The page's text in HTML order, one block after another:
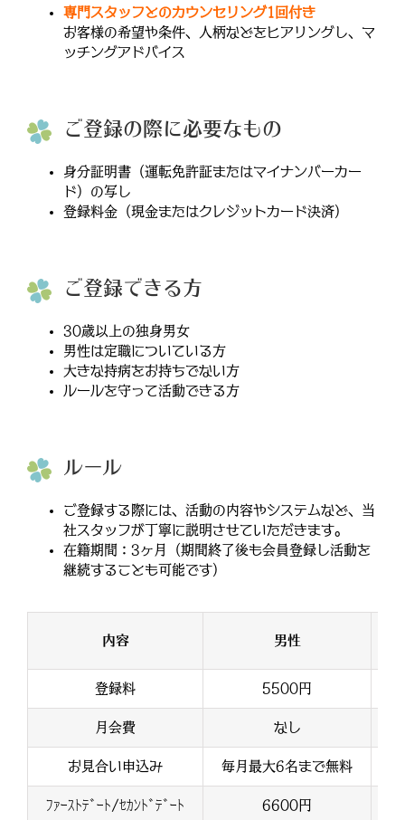
専門スタッフとのカウンセリング1回付き
お客様の希望や条件、人柄などをヒアリングし、マ
ッチングアドバイス
ご登録の際に必要なもの
身分証明書（運転免許証またはマイナンバーカー
ド）の写し
登録料金（現金またはクレジットカード決済）
ご登録できる方
30歳以上の独身男女
男性は定職についている方
大きな持病をお持ちでない方
ルールを守って活動できる方
ルール
ご登録する際には、活動の内容やシステムなど、当
社スタッフが丁寧に説明させていただきます。
在籍期間：3ヶ月（期間終了後も会員登録し活動を
継続することも可能です）
内容 男性
登録料 5500円
月会費 なし
お見合い申込み 毎月最大6名まで無料
ﾌｧｰｽﾄﾃﾞｰﾄ/ｾｶﾝﾄﾞﾃﾞｰﾄ 6600円